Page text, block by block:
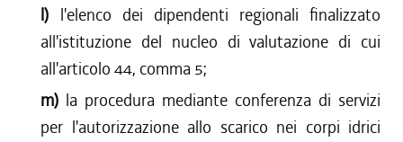
l) l'elenco dei dipendenti regionali finalizzato
all'istituzione del nucleo di valutazione di cui
all'articolo 44, comma 5;
m) la procedura mediante conferenza di servizi
per l'autorizzazione allo scarico nei corpi idrici